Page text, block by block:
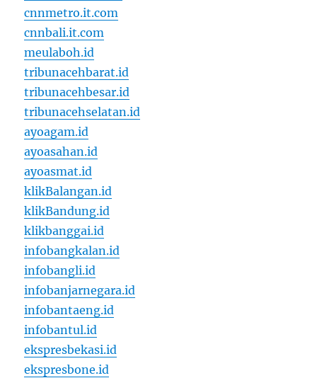
cnnmetro.it.com
cnnbali.it.com
meulaboh.id
tribunacehbarat.id
tribunacehbesar.id
tribunacehselatan.id
ayoagam.id
ayoasahan.id
ayoasmat.id
klikBalangan.id
klikBandung.id
klikbanggai.id
infobangkalan.id
infobangli.id
infobanjarnegara.id
infobantaeng.id
infobantul.id
ekspresbekasi.id
ekspresbone.id